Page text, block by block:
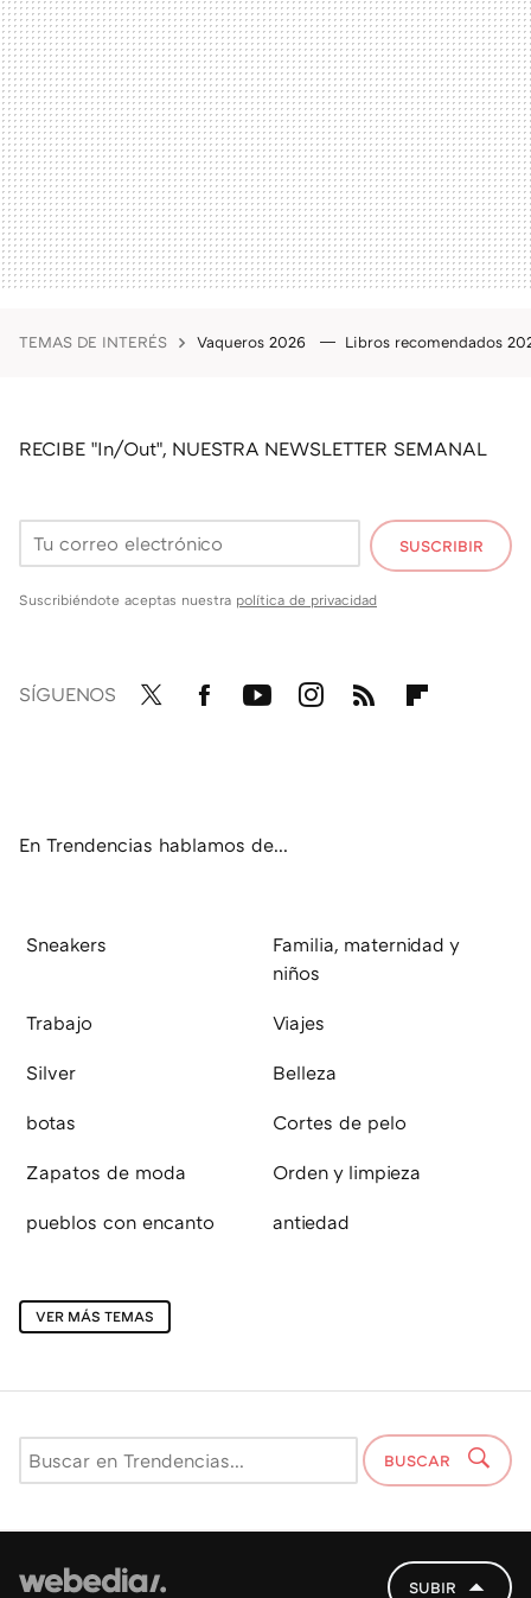
TEMAS DE INTERÉS Vaqueros 2026 Libros recomendados
RECIBE "In/Out", NUESTRA NEWSLETTER SEMANAL
SUSCRIBIR
Suscribiéndote aceptas nuestra política de privacidad
SÍGUENOS
En Trendencias hablamos de...
Sneakers
Familia, maternidad y
niños
Trabajo Viajes
Silver Belleza
botas Cortes de pelo
Zapatos de moda Orden y limpieza
pueblos con encanto antiedad
VER MÁS TEMAS
BUSCAR
SUBIR